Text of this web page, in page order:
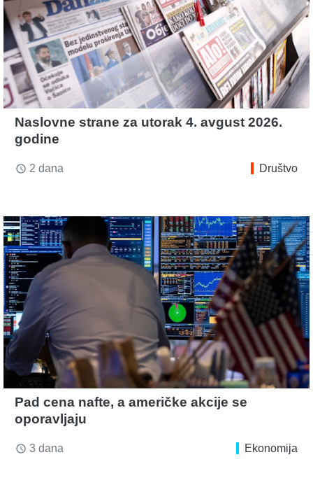
Naslovne strane za utorak 4. avgust 2026.
godine
access_time 2 dana Društvo
Pad cena nafte, a američke akcije se
oporavljaju
access_time 3 dana Ekonomija